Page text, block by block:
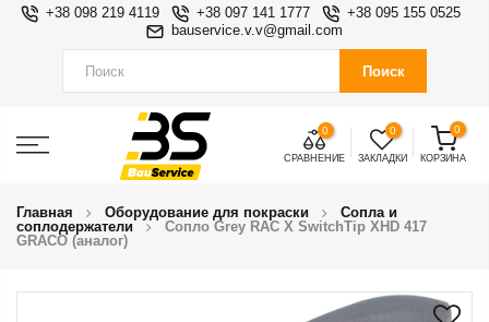
+38 098 219 4119 +38 097 141 1777
+38 095 155 0525
bauservice.v.v@gmail.com
Поиск
0
СРАВНЕНИЕ
0
ЗАКЛАДКИ
0
КОРЗИНА
Главная Оборудование для покраски
Сопла и
соплодержатели
Сопло Grey RAC X SwitchTip XHD 417
GRACO (аналог)